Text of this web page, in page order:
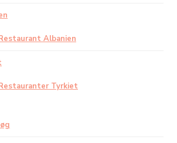
Albanien
Tyrkiet